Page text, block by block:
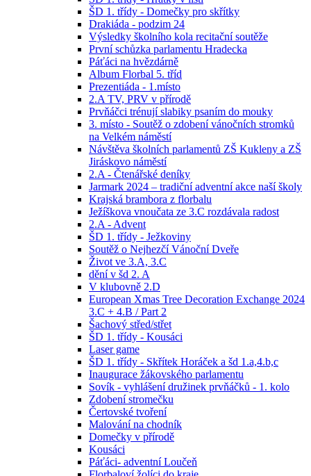
ŠD 1. třídy - Domečky pro skřítky
Drakiáda - podzim 24
Výsledky školního kola recitační soutěže
První schůzka parlamentu Hradecka
Páťáci na hvězdárně
Album Florbal 5. tříd
Prezentiáda - 1.místo
2.A TV, PRV v přírodě
Prvňáčci trénují slabiky psaním do mouky
3. místo - Soutěž o zdobení vánočních stromků
na Velkém náměstí
Návštěva školních parlamentů ZŠ Kukleny a ZŠ
Jiráskovo náměstí
2.A - Čtenářské deníky
Jarmark 2024 – tradiční adventní akce naší školy
Krajská brambora z florbalu
Ježíškova vnoučata ze 3.C rozdávala radost
2.A - Advent
ŠD 1. třídy - Ježkoviny
Soutěž o Nejhezčí Vánoční Dveře
Život ve 3.A, 3.C
dění v šd 2. A
V klubovně 2.D
European Xmas Tree Decoration Exchange 2024
3.C + 4.B / Part 2
Šachový střed/střet
ŠD 1. třídy - Kousáci
Laser game
ŠD 1. třídy - Skřítek Horáček a šd 1.a,4.b,c
Inaugurace žákovského parlamentu
Sovík - vyhlášení družinek prvňáčků - 1. kolo
Zdobení stromečku
Čertovské tvoření
Malování na chodník
Domečky v přírodě
Kousáci
Páťáci- adventní Loučeň